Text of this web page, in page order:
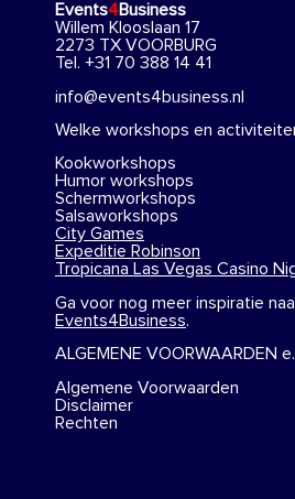
Events4Business
Willem Klooslaan 17
2273 TX VOORBURG
Tel. +31 70 388 14 41
info@events4business.nl
Welke workshops en
Kookworkshops
Humor workshops
Schermworkshops
Salsaworkshops
City Games
Expeditie Robinson
Tropicana Las Vegas Casino
Ga voor nog meer inspiratie
Events4Business.
ALGEMENE VOORWAARDEN
Algemene Voorwaarden
Disclaimer
Rechten